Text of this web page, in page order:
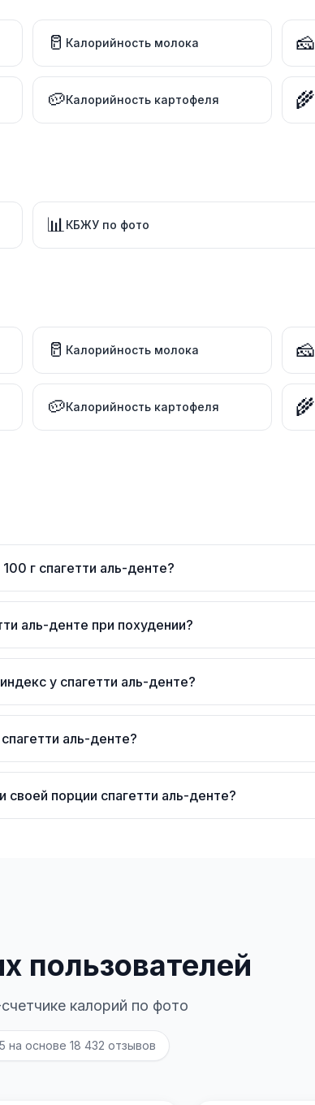
🥛 Калорийность молока 🧀
🥔Калорийность картофеля 🌾
📊КБЖУ по фото
🥛 Калорийность молока 🧀
🥔Калорийность картофеля 🌾
г спагетти аль-денте?
аль-денте при похудении?
у спагетти аль-денте?
аль-денте?
своей порции спагетти аль-денте?
пользователей
калорий по фото
на основе 18 432 отзывов